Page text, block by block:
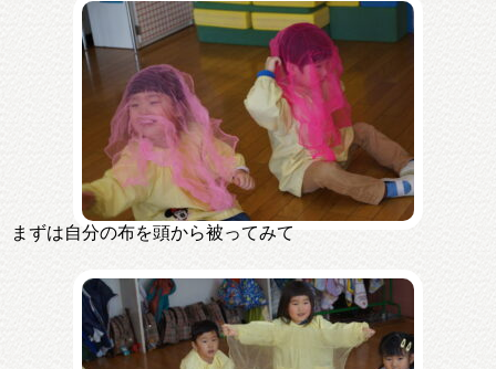
まずは自分の布を頭から被ってみて